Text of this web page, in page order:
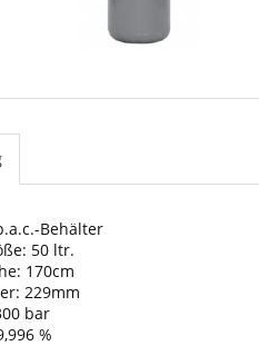
Behälter
50 ltr.
170cm
229mm
bar
%